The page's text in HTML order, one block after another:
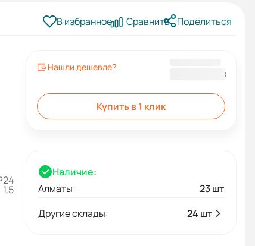
В избранное Сравнить Поделиться
1,5
Нашли дешевле?
Купить в 1 клик
Наличие:
Алматы:
23 шт
Другие склады:
24 шт